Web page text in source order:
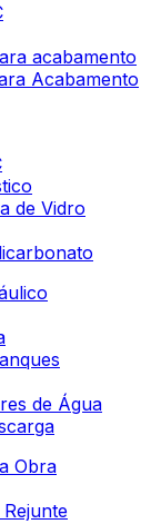
acabamento
Acabamento
de Vidro
de Água
Obra